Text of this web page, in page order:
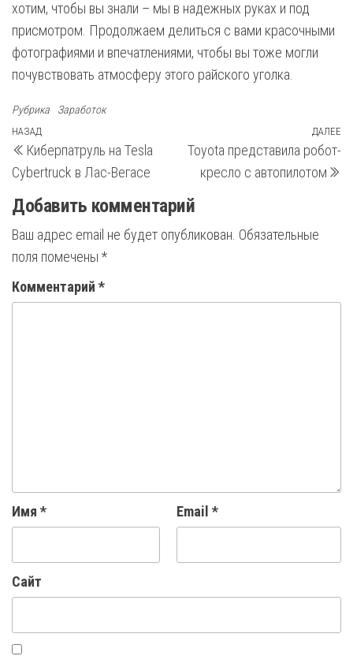
хотим, чтобы вы знали – мы в надежных руках и под
присмотром. Продолжаем делиться с вами красочными
фотографиями и впечатлениями, чтобы вы тоже могли
почувствовать атмосферу этого райского уголка.
Рубрика Заработок
Навигация
по
записям
Предыдущая
запись
НАЗАД
Киберпатруль на Tesla
Cybertruck в Лас-Вегасе
ДАЛЕЕ
Toyota представила робот-
кресло с автопилотом
Добавить комментарий
Ваш адрес email не будет опубликован. Обязательные
поля помечены *
Комментарий *
Имя * Email *
Сайт